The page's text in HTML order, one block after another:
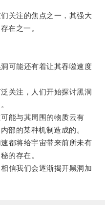
注的焦点之一，其强大
在之一。
可能还有着让其吞噬速度
注，人们开始探讨黑洞
能与其周围的物质云有
部的某种机制造成的。
都将给宇宙带来前所未有
的存在。
我们会逐渐揭开黑洞加